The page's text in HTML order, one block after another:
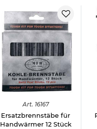
Art. 16167
Ersatzbrennstäbe für
Handwärmer 12 Stück